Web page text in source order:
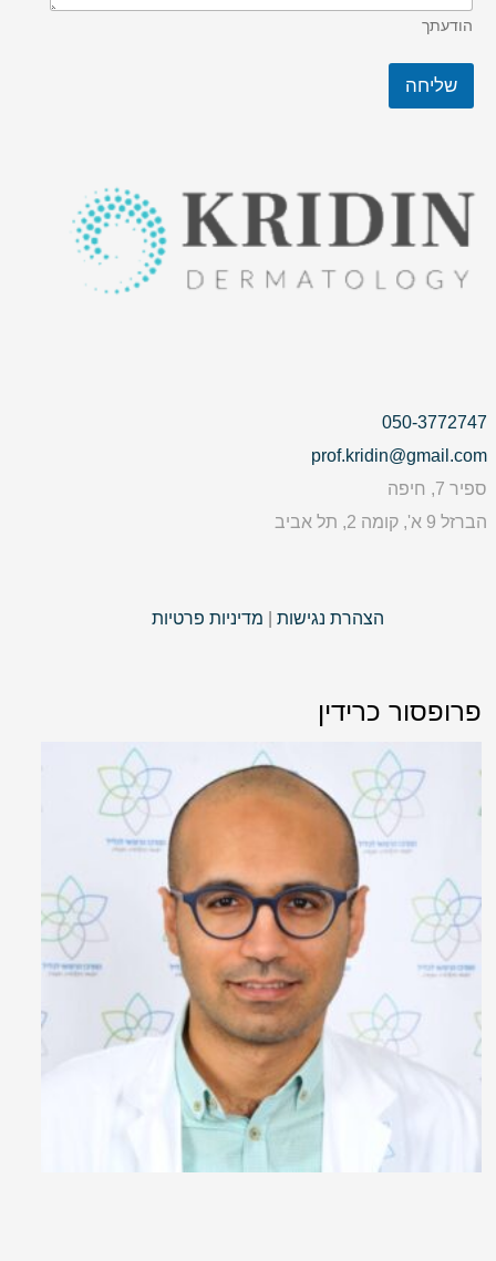
הודעתך
שליחה
050-3772747
prof.kridin@gmail.com
ספיר 7, חיפה
הברזל 9 א', קומה 2, תל אביב
הצהרת נגישות מדיניות פרטיות
פרופסור כרידין